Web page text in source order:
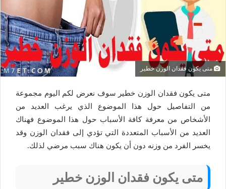
متى يكون فقدان الوزن خطير
متى يكون فقدان الوزن خطير سوف نعرض لكم اليوم مجموعة
من التفاصيل حول هذا الموضوع الذي يرغب العديد من
الأشخاص من معرفة كافة الأسباب حول هذا الموضوع فهناك
العديد من الأسباب المتعددة التي تؤدي إلى فقدان الوزن وقد
يخسر الفرد من وزنه دون أن يكون هناك سبب مرضي لذلك.
متى يكون فقدان الوزن خطير